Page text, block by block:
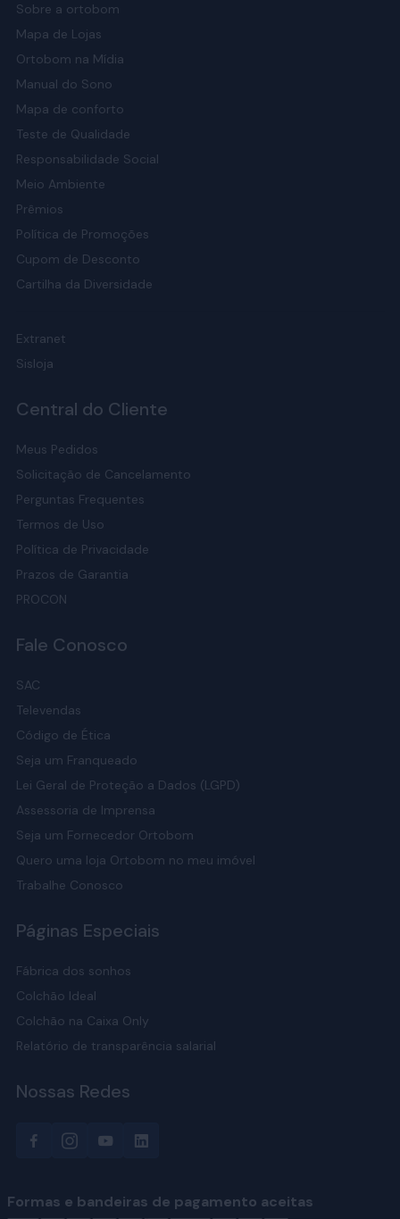
Sobre a ortobom
Mapa de Lojas
Ortobom na Mídia
Manual do Sono
Mapa de conforto
Teste de Qualidade
Responsabilidade Social
Meio Ambiente
Prêmios
Política de Promoções
Cupom de Desconto
Cartilha da Diversidade
Extranet
Sisloja
Central do Cliente
Meus Pedidos
Solicitação de Cancelamento
Perguntas Frequentes
Termos de Uso
Política de Privacidade
Prazos de Garantia
PROCON
Fale Conosco
SAC
Televendas
Código de Ética
Seja um Franqueado
Lei Geral de Proteção a Dados (LGPD)
Assessoria de Imprensa
Seja um Fornecedor Ortobom
Quero uma loja Ortobom no meu imóvel
Trabalhe Conosco
Páginas Especiais
Fábrica dos sonhos
Colchão Ideal
Colchão na Caixa Only
Relatório de transparência salarial
Nossas Redes
Formas e bandeiras de pagamento aceitas